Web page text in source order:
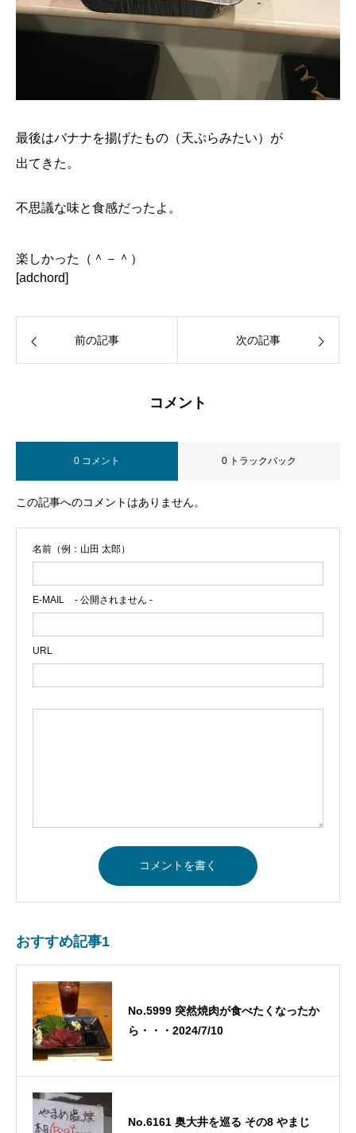
最後はバナナを揚げたもの（天ぷらみたい）が
出てきた。
不思議な味と食感だったよ。
楽しかった（＾－＾）
[adchord]
前の記事 次の記事
コメント
0 コメント 0 トラックバック
この記事へのコメントはありません。
名前（例：山田 太郎）
E-MAIL - 公開されません -
URL
おすすめ記事1
No.5999 突然焼肉が食べたくなったか
ら・・・2024/7/10
No.6161 奥大井を巡る その8 やまじ